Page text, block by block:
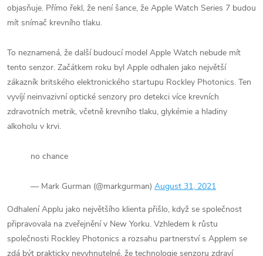
objasňuje. Přímo řekl, že není šance, že Apple Watch Series 7‌ budou
mít snímač krevního tlaku.
To neznamená, že další budoucí model Apple Watch nebude mít
tento senzor. Začátkem roku byl Apple odhalen jako největší
zákazník britského elektronického startupu Rockley Photonics. Ten
vyvíjí neinvazivní optické senzory pro detekci více krevních
zdravotních metrik, včetně krevního tlaku, glykémie a hladiny
alkoholu v krvi.
no chance
— Mark Gurman (@markgurman) August 31, 2021
Odhalení Applu jako největšího klienta přišlo, když se společnost
připravovala na zveřejnění v New Yorku. Vzhledem k růstu
společnosti Rockley Photonics a rozsahu partnerství s Applem se
zdá být prakticky nevyhnutelné, že technologie senzoru zdraví